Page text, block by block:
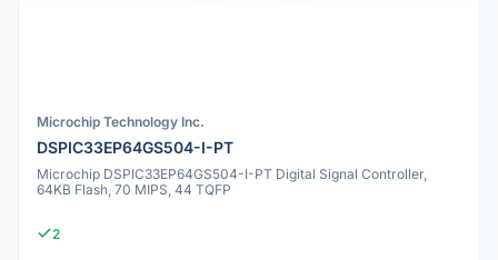
Microchip Technology Inc.
DSPIC33EP64GS504-I-PT
Microchip DSPIC33EP64GS504-I-PT Digital Signal Controller,
64KB Flash, 70 MIPS, 44 TQFP
2